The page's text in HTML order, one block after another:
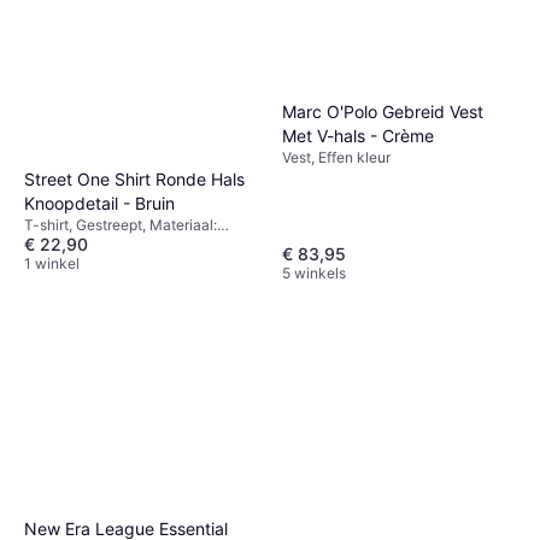
Street One Shirt Ronde Hals
Knoopdetail - Bruin
T-shirt, Gestreept, Materiaal:
Katoen
€ 22,90
1 winkel
Marc O'Polo Gebreid Vest
Met V-hals - Crème
Vest, Effen kleur
€ 83,95
5 winkels
New Era League Essential